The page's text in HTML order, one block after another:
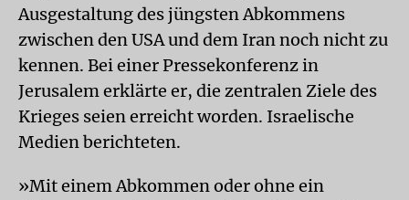
Ausgestaltung des jüngsten Abkommens
zwischen den USA und dem Iran noch nicht zu
kennen. Bei einer Pressekonferenz in
Jerusalem erklärte er, die zentralen Ziele des
Krieges seien erreicht worden. Israelische
Medien berichteten.
»Mit einem Abkommen oder ohne ein